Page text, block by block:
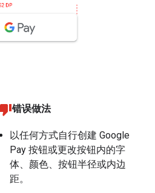
错误做法
以任何方式自行创建 Google
Pay 按钮或更改按钮内的字
体、颜色、按钮半径或内边
距。